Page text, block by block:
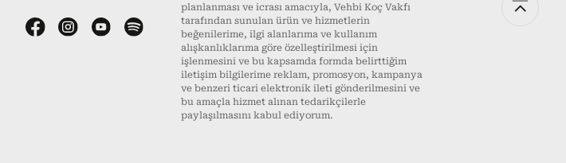
planlanması ve icrası amacıyla, Vehbi Koç Vakfı
tarafından sunulan ürün ve hizmetlerin
beğenilerime, ilgi alanlarıma ve kullanım
alışkanlıklarıma göre özelleştirilmesi için
işlenmesini ve bu kapsamda formda belirttiğim
iletişim bilgilerime reklam, promosyon, kampanya
ve benzeri ticari elektronik ileti gönderilmesini ve
bu amaçla hizmet alınan tedarikçilerle
paylaşılmasını kabul ediyorum.